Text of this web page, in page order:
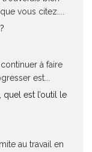
vous citez....
à faire
est...
est l’outil le
au travail en